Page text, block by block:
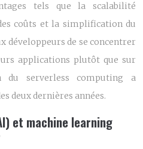
tels que la scalabilité
coûts et la simplification du
développeurs de se concentrer
applications plutôt que sur
du serverless computing a
deux dernières années.
et machine learning